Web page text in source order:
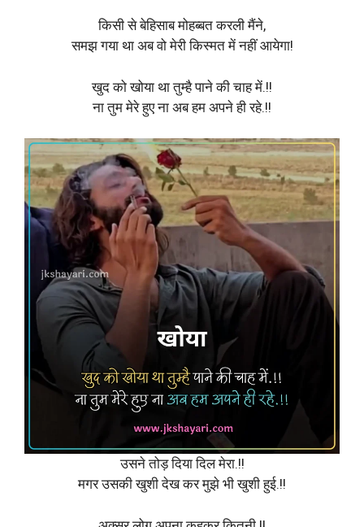
किसी से बेहिसाब मोहब्बत करली मैंने,
समझ गया था अब वो मेरी किस्मत में नहीं आयेगा!
खुद को खोया था तुम्है पाने की चाह में.!!
ना तुम मेरे हुए ना अब हम अपने ही रहे.!!
उसने तोड़ दिया दिल मेरा.!!
मगर उसकी खुशी देख कर मुझे भी खुशी हुई.!!